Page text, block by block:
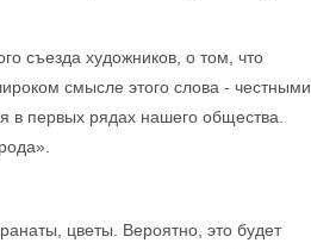
съезда художников, о том, что
смысле этого слова - честными
в первых рядах нашего общества.
цветы. Вероятно, это будет